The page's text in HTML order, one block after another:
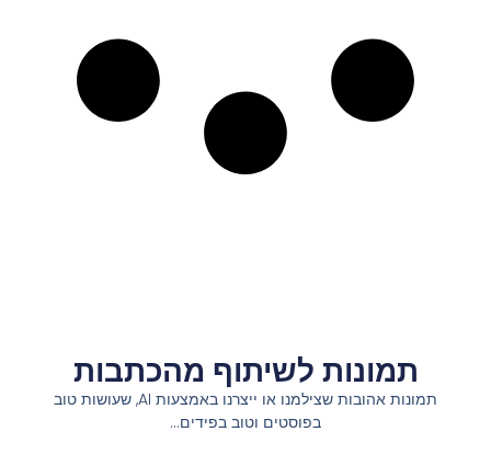
תמונות לשיתוף מהכתבות
תמונות אהובות שצילמנו או ייצרנו באמצעות AI, שעושות טוב
בפוסטים וטוב בפידים…